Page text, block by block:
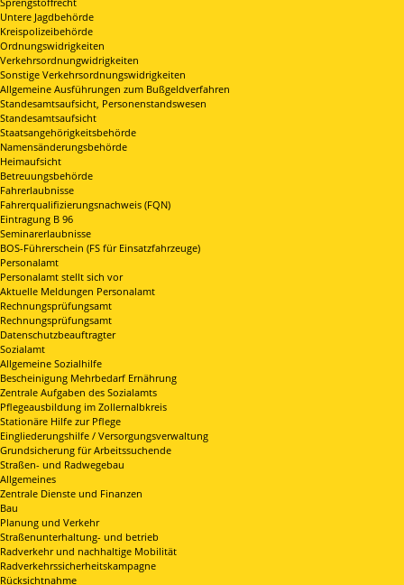
Untere Jagdbehörde
Kreispolizeibehörde
Ordnungswidrigkeiten
Verkehrsordnungwidrigkeiten
Sonstige Verkehrsordnungswidrigkeiten
Allgemeine Ausführungen zum Bußgeldverfahren
Standesamtsaufsicht, Personenstandswesen
Standesamtsaufsicht
Staatsangehörigkeitsbehörde
Namensänderungsbehörde
Heimaufsicht
Betreuungsbehörde
Fahrerlaubnisse
Fahrerqualifizierungsnachweis (FQN)
Eintragung B 96
Seminarerlaubnisse
BOS-Führerschein (FS für Einsatzfahrzeuge)
Personalamt
Personalamt stellt sich vor
Aktuelle Meldungen Personalamt
Rechnungsprüfungsamt
Rechnungsprüfungsamt
Datenschutzbeauftragter
Sozialamt
Allgemeine Sozialhilfe
Bescheinigung Mehrbedarf Ernährung
Zentrale Aufgaben des Sozialamts
Pflegeausbildung im Zollernalbkreis
Stationäre Hilfe zur Pflege
Eingliederungshilfe / Versorgungsverwaltung
Grundsicherung für Arbeitssuchende
Straßen- und Radwegebau
Allgemeines
Zentrale Dienste und Finanzen
Bau
Planung und Verkehr
Straßenunterhaltung- und betrieb
Radverkehr und nachhaltige Mobilität
Radverkehrssicherheitskampagne
Rücksichtnahme